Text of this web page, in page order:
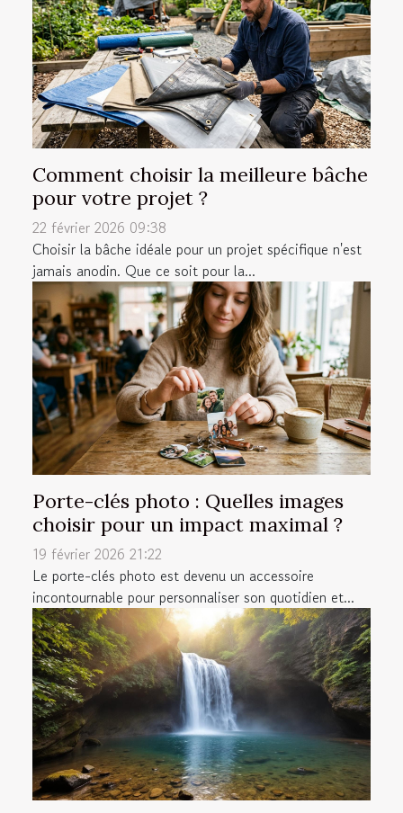
Comment choisir la meilleure bâche
pour votre projet ?
22 février 2026 09:38
Choisir la bâche idéale pour un projet spécifique n'est
jamais anodin. Que ce soit pour la...
Porte-clés photo : Quelles images
choisir pour un impact maximal ?
19 février 2026 21:22
Le porte-clés photo est devenu un accessoire
incontournable pour personnaliser son quotidien et...